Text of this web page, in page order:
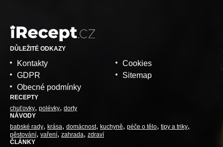
DŮLEŽITÉ ODKAZY
Kontakty
GDPR
Obecné podmínky
Cookies
Sitemap
RECEPTY
chuťovky polévky dorty
NÁVODY
babské rady
krása domácnost kuchyně péče o tělo tipy a triky
pěstování vaření zahrada zdraví
ČLÁNKY